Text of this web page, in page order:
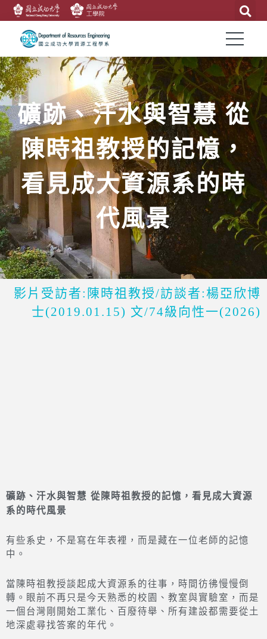
礦跡、汗水與智慧 從
陳時祖教授的記憶，
看見成大資源系的時
代風景
影片受訪者:陳時祖教授/訪談者:楊亞欣博
士(2019.01.15) 文/74級向性一(2026)
礦跡、汗水與智慧 從陳時祖教授的記憶，看見成大資源
系的時代風景
有些系史，不是寫在年表裡，而是藏在一位老師的記憶
中。
當陳時祖教授談起成大資源系的往事，時間彷彿慢慢倒
轉。眼前不再只是今天熟悉的校園、教室與實驗室，而是
一個台灣剛開始工業化、百廢待舉、所有建設都需要從土
地深處尋找答案的年代。